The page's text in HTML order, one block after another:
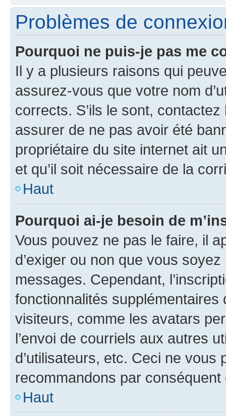
Problèmes de
Pourquoi ne puis-je pas me
Il y a plusieurs raisons qui
assurez-vous que votre nom
corrects. S’ils le sont,
assurer de ne pas avoir été
propriétaire du site internet ait
et qu’il soit nécessaire de la
Haut
Pourquoi ai-je besoin de
Vous pouvez ne pas le faire, il
d’exiger ou non que vous
messages. Cependant,
fonctionnalités
visiteurs, comme les avatars
l’envoi de courriels aux autres
d’utilisateurs, etc. Ceci ne vous
recommandons par conséquent
Haut